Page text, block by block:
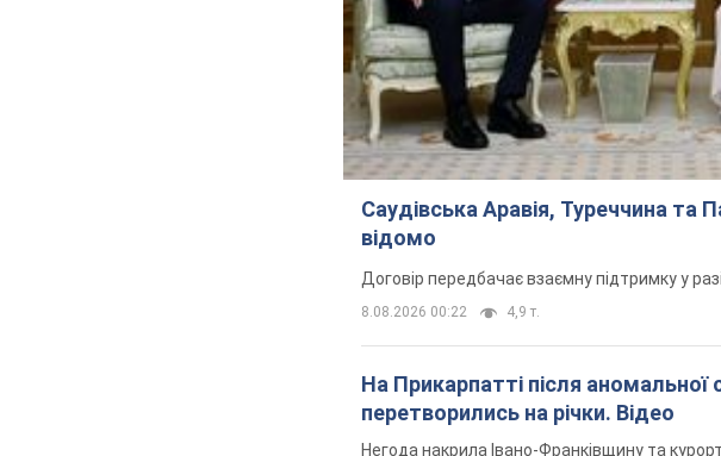
Саудівська Аравія, Туреччина та
відомо
Договір передбачає взаємну підтримку у
8.08.2026 00:22 4,9 т.
На Прикарпатті після
перетворились на річки. Відео
Негода накрила Івано-Франківщину та